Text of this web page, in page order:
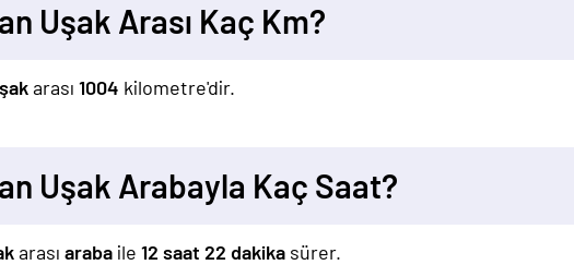
Uşak Arası Kaç Km?
arası 1004 kilometre'dir.
Uşak Arabayla Kaç Saat?
arası araba ile 12 saat 22 dakika sürer.